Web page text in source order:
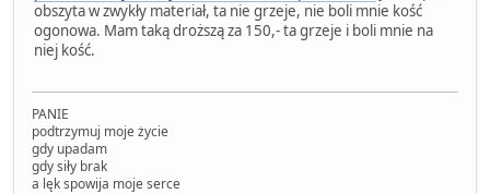
obszyta w zwykły materiał, ta nie grzeje, nie boli mnie kość
ogonowa. Mam taką droższą za 150,- ta grzeje i boli mnie na
niej kość.
PANIE
podtrzymuj moje życie
gdy upadam
gdy siły brak
a lęk spowija moje serce